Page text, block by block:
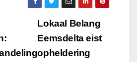
Lokaal Belang
Eemsdelta eist
opheldering